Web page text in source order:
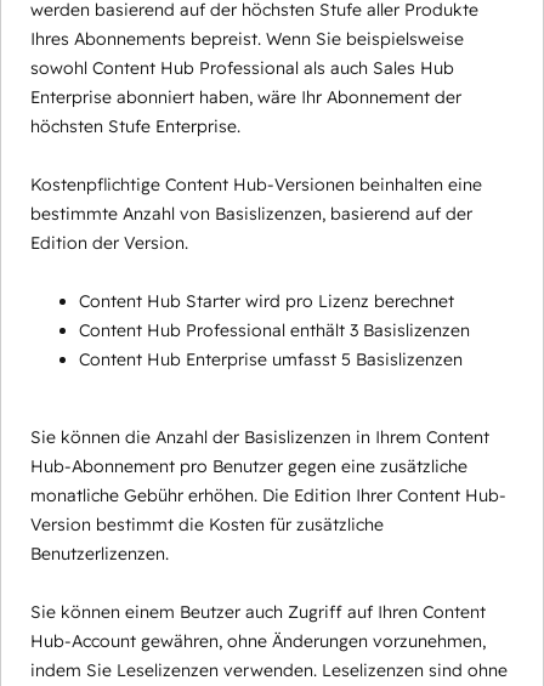
werden basierend auf der höchsten Stufe aller Produkte
Ihres Abonnements bepreist. Wenn Sie beispielsweise
sowohl Content Hub Professional als auch Sales Hub
Enterprise abonniert haben, wäre Ihr Abonnement der
höchsten Stufe Enterprise.
Kostenpflichtige Content Hub-Versionen beinhalten eine
bestimmte Anzahl von Basislizenzen, basierend auf der
Edition der Version.
Content Hub Starter wird pro Lizenz berechnet
Content Hub Professional enthält 3 Basislizenzen
Content Hub Enterprise umfasst 5 Basislizenzen
Sie können die Anzahl der Basislizenzen in Ihrem Content
Hub-Abonnement pro Benutzer gegen eine zusätzliche
monatliche Gebühr erhöhen. Die Edition Ihrer Content Hub-
Version bestimmt die Kosten für zusätzliche
Benutzerlizenzen.
Sie können einem Beutzer auch Zugriff auf Ihren Content
Hub-Account gewähren, ohne Änderungen vorzunehmen,
indem Sie Leselizenzen verwenden. Leselizenzen sind ohne